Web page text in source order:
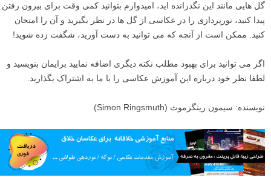
گل هایی مانند این نگذرانده اید، امیدوارم بتوانید کمی وقت برای بیرون رفتن
پیدا کنید، نورپردازی را در عکاسی از گل ها در نظر بگیرید و آن را امتحان
کنید. ممکن است از آنچه که می توانید به دست آورید، شگفت زده شوید!
اگر می توانید برای بهبود مطلب نکته دیگری اضافه نمایید برایمان بنویسید و
لطفا نظر خود درباره این آموزش عکاسی را با ما به اشتراک بگذارید.
نویسنده: سیمون رینگزموث (Simon Ringsmuth)